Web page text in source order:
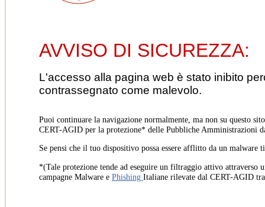
AVVISO DI SICUREZZA:
L'accesso alla pagina web è stato inibito
contrassegnato come malevolo.
Puoi continuare la navigazione normalmente, ma non su questo
CERT-AGID per la protezione* delle Pubbliche Amministrazioni
Se pensi che il tuo dispositivo possa essere afflitto da un
*(Tale protezione tende ad eseguire un filtraggio attivo
campagne Malware e Phishing Italiane rilevate dal CERT-AGID